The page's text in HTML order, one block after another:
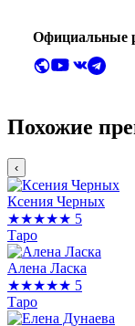
Официальные
Похожие
‹
Ксения Черных
★★★★★ 5
Таро
Алена Ласка
★★★★★ 5
Таро